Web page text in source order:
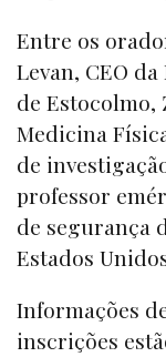
Entre os
Levan, CEO
de
Medicina
de
professor
de segurança
Estados
Informações
inscrições